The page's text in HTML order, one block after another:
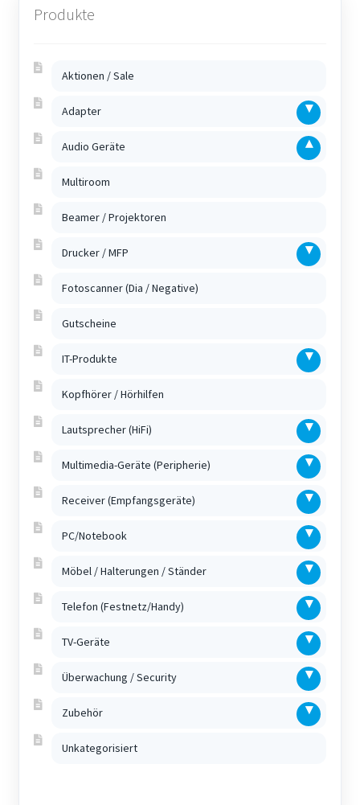
Produkte
Aktionen / Sale
Adapter
Audio Geräte
Multiroom
Beamer / Projektoren
Drucker / MFP
Fotoscanner (Dia / Negative)
Gutscheine
IT-Produkte
Kopfhörer / Hörhilfen
Lautsprecher (HiFi)
Multimedia-Geräte (Peripherie)
Receiver (Empfangsgeräte)
PC/Notebook
Möbel / Halterungen / Ständer
Telefon (Festnetz/Handy)
TV-Geräte
Überwachung / Security
Zubehör
Unkategorisiert